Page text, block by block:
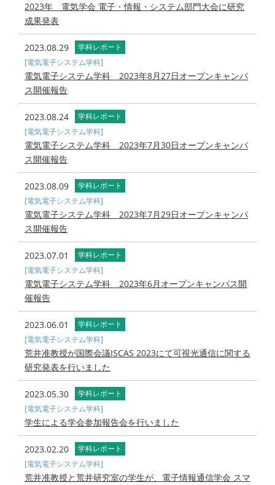
2023年 電気学会 電子・情報・システム部門大会に研究
成果発表
2023.08.29
学科レポート
[電気電子システム学科]
電気電子システム学科 2023年8月27日オープンキャンパ
ス開催報告
2023.08.24
学科レポート
[電気電子システム学科]
電気電子システム学科 2023年7月30日オープンキャンパ
ス開催報告
2023.08.09
学科レポート
[電気電子システム学科]
電気電子システム学科 2023年7月29日オープンキャンパ
ス開催報告
2023.07.01
学科レポート
[電気電子システム学科]
電気電子システム学科 2023年6月オープンキャンパス開
催報告
2023.06.01
学科レポート
[電気電子システム学科]
荒井准教授が国際会議ISCAS 2023にて可視光通信に関する
研究発表を行いました
2023.05.30
学科レポート
[電気電子システム学科]
学生による学会参加報告会を行いました
2023.02.20
学科レポート
[電気電子システム学科]
荒井准教授と荒井研究室の学生が、電子情報通信学会 スマ